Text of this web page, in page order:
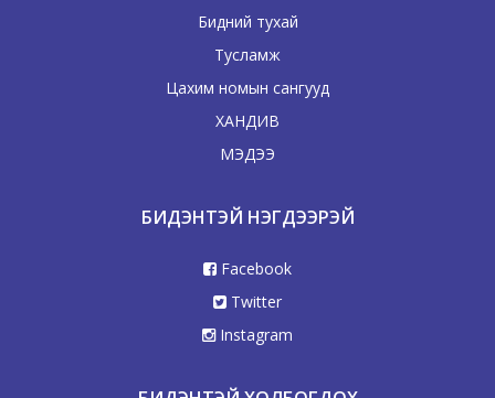
Бидний тухай
Тусламж
Цахим номын сангууд
ХАНДИВ
МЭДЭЭ
БИДЭНТЭЙ НЭГДЭЭРЭЙ
Facebook
Twitter
Instagram